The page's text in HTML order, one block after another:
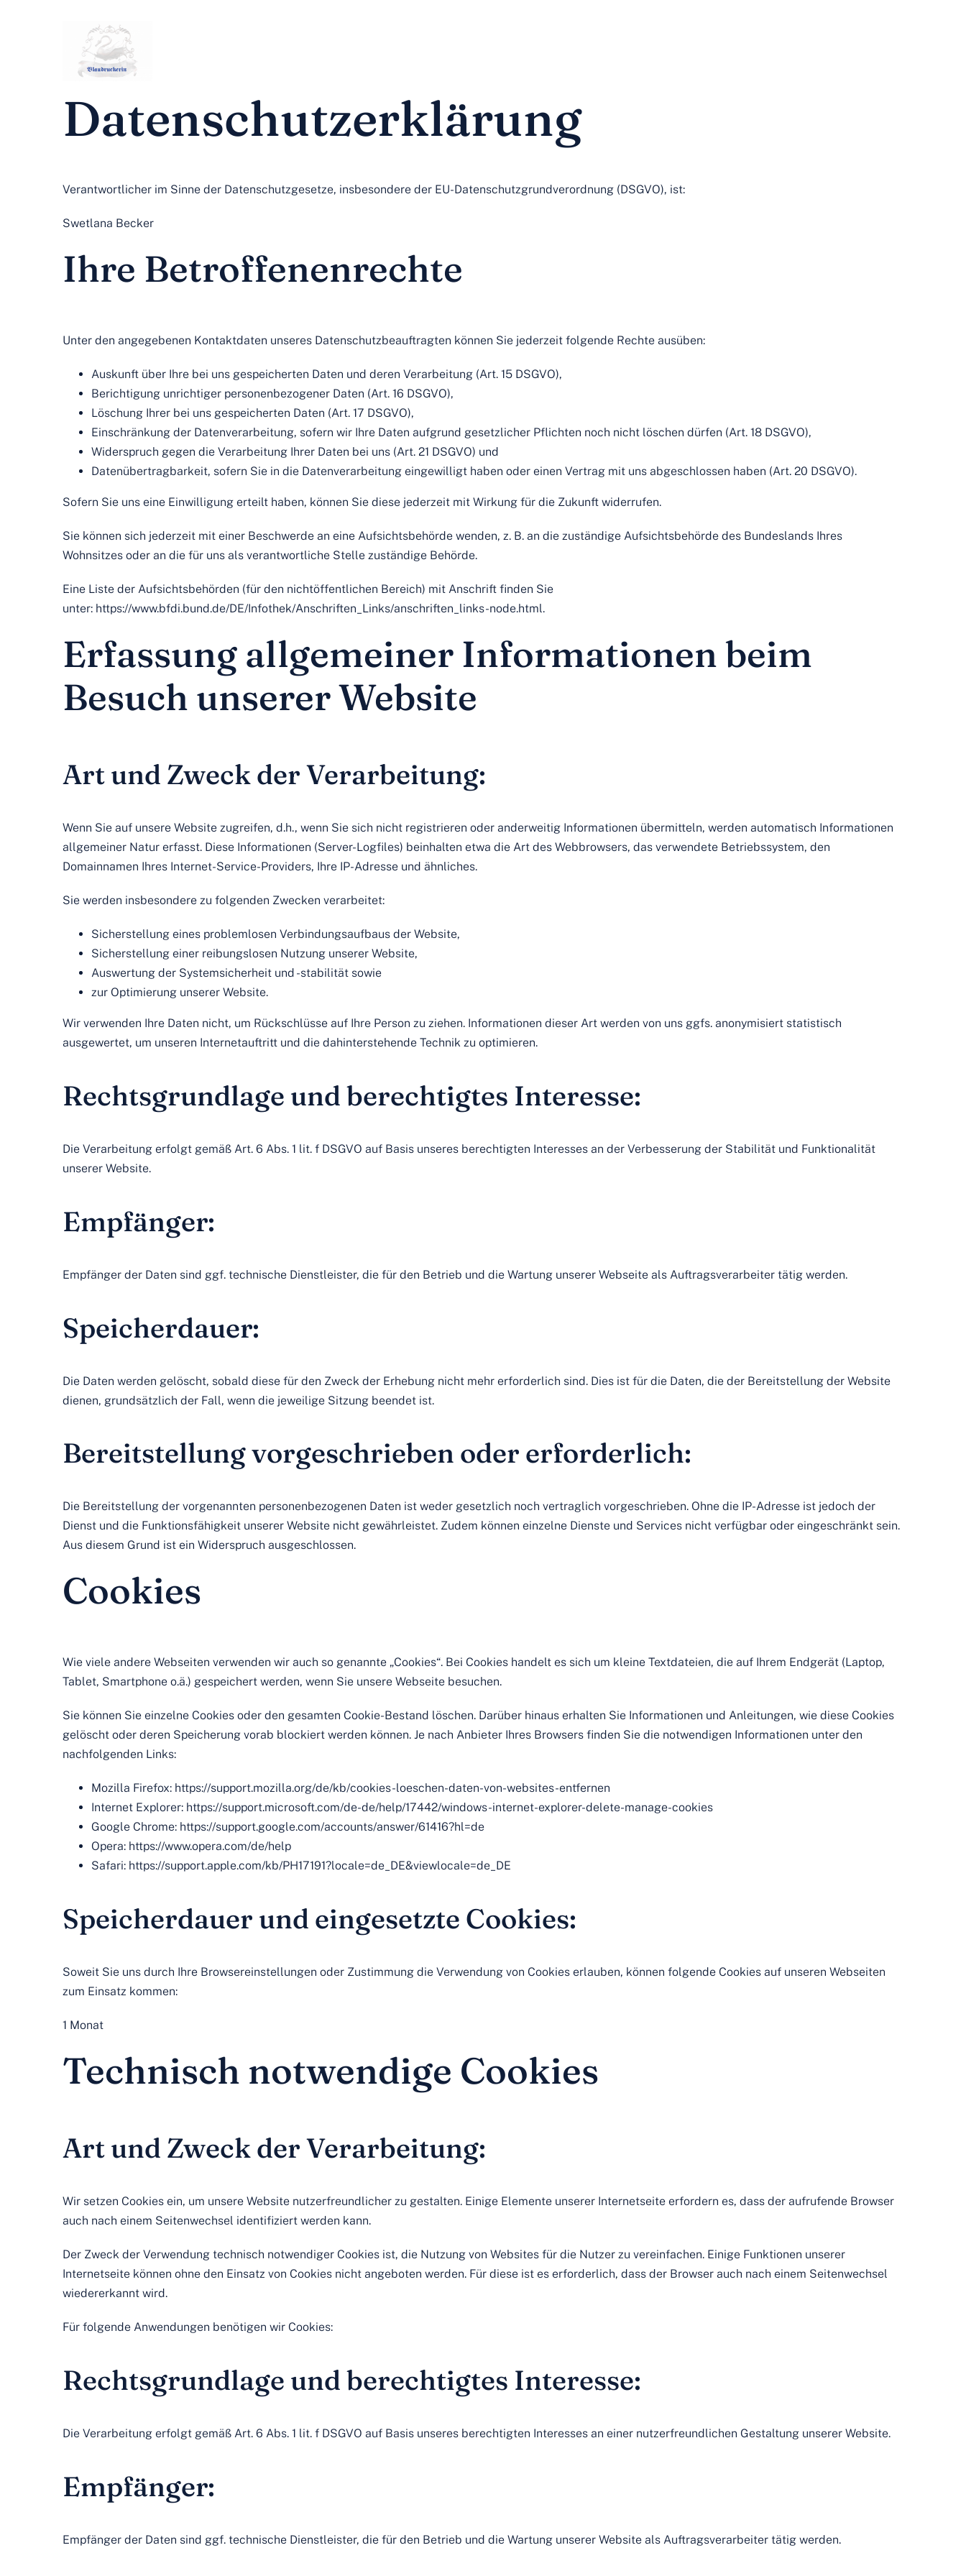
Datenschutzerklärung
Verantwortlicher im Sinne der Datenschutzgesetze, insbesondere der EU-Datenschutzgrundverordnung (DSGVO), ist:
Swetlana Becker
Ihre Betroffenenrechte
Unter den angegebenen Kontaktdaten unseres Datenschutzbeauftragten können Sie jederzeit folgende Rechte ausüben:
Auskunft über Ihre bei uns gespeicherten Daten und deren Verarbeitung (Art. 15 DSGVO),
Berichtigung unrichtiger personenbezogener Daten (Art. 16 DSGVO),
Löschung Ihrer bei uns gespeicherten Daten (Art. 17 DSGVO),
Einschränkung der Datenverarbeitung, sofern wir Ihre Daten aufgrund gesetzlicher Pflichten noch nicht löschen dürfen (Art. 18 DSGVO),
Widerspruch gegen die Verarbeitung Ihrer Daten bei uns (Art. 21 DSGVO) und
Datenübertragbarkeit, sofern Sie in die Datenverarbeitung eingewilligt haben oder einen Vertrag mit uns abgeschlossen haben (Art. 20 DSGVO).
Sofern Sie uns eine Einwilligung erteilt haben, können Sie diese jederzeit mit Wirkung für die Zukunft widerrufen.
Sie können sich jederzeit mit einer Beschwerde an eine Aufsichtsbehörde wenden, z. B. an die zuständige Aufsichtsbehörde des Bundeslands Ihres
Wohnsitzes oder an die für uns als verantwortliche Stelle zuständige Behörde.
Eine Liste der Aufsichtsbehörden (für den nichtöffentlichen Bereich) mit Anschrift finden Sie
unter: https://www.bfdi.bund.de/DE/Infothek/Anschriften_Links/anschriften_links-node.html.
Erfassung allgemeiner Informationen beim
Besuch unserer Website
Art und Zweck der Verarbeitung:
Wenn Sie auf unsere Website zugreifen, d.h., wenn Sie sich nicht registrieren oder anderweitig Informationen übermitteln, werden automatisch Informationen
allgemeiner Natur erfasst. Diese Informationen (Server-Logfiles) beinhalten etwa die Art des Webbrowsers, das verwendete Betriebssystem, den
Domainnamen Ihres Internet-Service-Providers, Ihre IP-Adresse und ähnliches.
Sie werden insbesondere zu folgenden Zwecken verarbeitet:
Sicherstellung eines problemlosen Verbindungsaufbaus der Website,
Sicherstellung einer reibungslosen Nutzung unserer Website,
Auswertung der Systemsicherheit und -stabilität sowie
zur Optimierung unserer Website.
Wir verwenden Ihre Daten nicht, um Rückschlüsse auf Ihre Person zu ziehen. Informationen dieser Art werden von uns ggfs. anonymisiert statistisch
ausgewertet, um unseren Internetauftritt und die dahinterstehende Technik zu optimieren.
Rechtsgrundlage und berechtigtes Interesse:
Die Verarbeitung erfolgt gemäß Art. 6 Abs. 1 lit. f DSGVO auf Basis unseres berechtigten Interesses an der Verbesserung der Stabilität und Funktionalität
unserer Website.
Empfänger:
Empfänger der Daten sind ggf. technische Dienstleister, die für den Betrieb und die Wartung unserer Webseite als Auftragsverarbeiter tätig werden.
Speicherdauer:
Die Daten werden gelöscht, sobald diese für den Zweck der Erhebung nicht mehr erforderlich sind. Dies ist für die Daten, die der Bereitstellung der Website
dienen, grundsätzlich der Fall, wenn die jeweilige Sitzung beendet ist.
Bereitstellung vorgeschrieben oder erforderlich:
Die Bereitstellung der vorgenannten personenbezogenen Daten ist weder gesetzlich noch vertraglich vorgeschrieben. Ohne die IP-Adresse ist jedoch der
Dienst und die Funktionsfähigkeit unserer Website nicht gewährleistet. Zudem können einzelne Dienste und Services nicht verfügbar oder eingeschränkt sein.
Aus diesem Grund ist ein Widerspruch ausgeschlossen.
Cookies
Wie viele andere Webseiten verwenden wir auch so genannte „Cookies“. Bei Cookies handelt es sich um kleine Textdateien, die auf Ihrem Endgerät (Laptop,
Tablet, Smartphone o.ä.) gespeichert werden, wenn Sie unsere Webseite besuchen.
Sie können Sie einzelne Cookies oder den gesamten Cookie-Bestand löschen. Darüber hinaus erhalten Sie Informationen und Anleitungen, wie diese Cookies
gelöscht oder deren Speicherung vorab blockiert werden können. Je nach Anbieter Ihres Browsers finden Sie die notwendigen Informationen unter den
nachfolgenden Links:
Mozilla Firefox: https://support.mozilla.org/de/kb/cookies-loeschen-daten-von-websites-entfernen
Internet Explorer: https://support.microsoft.com/de-de/help/17442/windows-internet-explorer-delete-manage-cookies
Google Chrome: https://support.google.com/accounts/answer/61416?hl=de
Opera: https://www.opera.com/de/help
Safari: https://support.apple.com/kb/PH17191?locale=de_DE&viewlocale=de_DE
Speicherdauer und eingesetzte Cookies:
Soweit Sie uns durch Ihre Browsereinstellungen oder Zustimmung die Verwendung von Cookies erlauben, können folgende Cookies auf unseren Webseiten
zum Einsatz kommen:
1 Monat
Technisch notwendige Cookies
Art und Zweck der Verarbeitung:
Wir setzen Cookies ein, um unsere Website nutzerfreundlicher zu gestalten. Einige Elemente unserer Internetseite erfordern es, dass der aufrufende Browser
auch nach einem Seitenwechsel identifiziert werden kann.
Der Zweck der Verwendung technisch notwendiger Cookies ist, die Nutzung von Websites für die Nutzer zu vereinfachen. Einige Funktionen unserer
Internetseite können ohne den Einsatz von Cookies nicht angeboten werden. Für diese ist es erforderlich, dass der Browser auch nach einem Seitenwechsel
wiedererkannt wird.
Für folgende Anwendungen benötigen wir Cookies:
Rechtsgrundlage und berechtigtes Interesse:
Die Verarbeitung erfolgt gemäß Art. 6 Abs. 1 lit. f DSGVO auf Basis unseres berechtigten Interesses an einer nutzerfreundlichen Gestaltung unserer Website.
Empfänger:
Empfänger der Daten sind ggf. technische Dienstleister, die für den Betrieb und die Wartung unserer Website als Auftragsverarbeiter tätig werden.